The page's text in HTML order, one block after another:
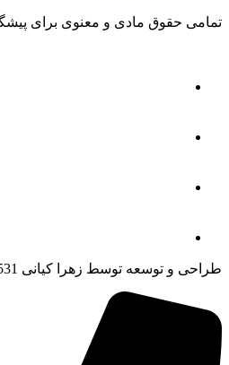
تمامی حقوق مادی و معنوی برای
طراحی و توسعه توسط زهرا کیانی 09333525531